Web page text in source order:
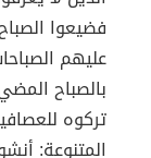
فضيعوا
عليهم
بالصباح
تركوه
المتنوعة: